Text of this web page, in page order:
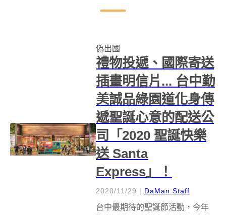
偽出國
禮物投遞、國際寄送
插畫明信片... 台中勤
美誠品綠園道化身傳
遞聖誕心意的配送公
司「2020 聖誕快樂
送 Santa
Express」！
2020/11/29 | DaMan Staff
台中最期待的聖誕節活動，今年